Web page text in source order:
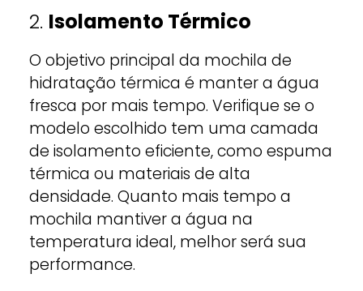
2. Isolamento Térmico
O objetivo principal da mochila de
hidratação térmica é manter a água
fresca por mais tempo. Verifique se o
modelo escolhido tem uma camada
de isolamento eficiente, como espuma
térmica ou materiais de alta
densidade. Quanto mais tempo a
mochila mantiver a água na
temperatura ideal, melhor será sua
performance.